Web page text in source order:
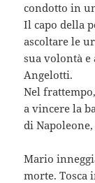
condotto in
Il capo della
ascoltare le
sua volontà
Angelotti.
Nel
a vincere la
di
Mario
morte. Tosca